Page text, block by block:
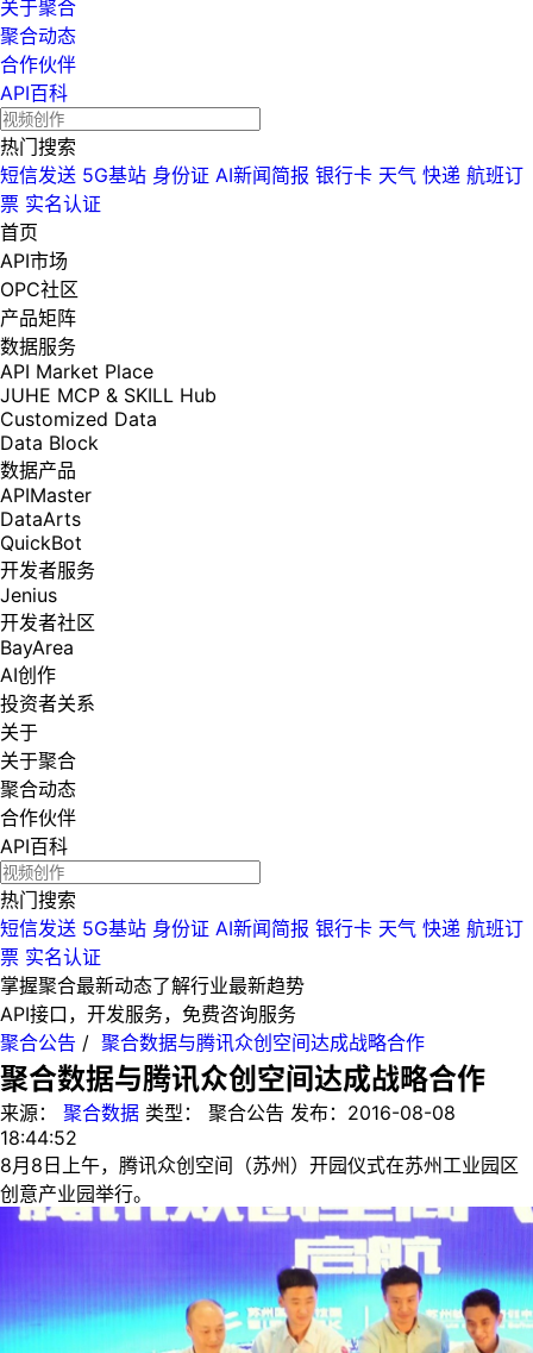
关于聚合
聚合动态
合作伙伴
API百科
热门搜索
短信发送 5G基站 身份证 AI新闻简报 银行卡 天气 快递 航班订
票 实名认证
首页
API市场
OPC社区
产品矩阵
数据服务
API Market Place
JUHE MCP & SKILL Hub
Customized Data
Data Block
数据产品
APIMaster
DataArts
QuickBot
开发者服务
Jenius
开发者社区
BayArea
AI创作
投资者关系
关于
关于聚合
聚合动态
合作伙伴
API百科
热门搜索
短信发送 5G基站 身份证 AI新闻简报 银行卡 天气 快递 航班订
票 实名认证
掌握聚合最新动态了解行业最新趋势
API接口，开发服务，免费咨询服务
聚合公告 / 聚合数据与腾讯众创空间达成战略合作
聚合数据与腾讯众创空间达成战略合作
来源： 聚合数据 类型： 聚合公告 发布： 2016-08-08
18:44:52
8月8日上午，腾讯众创空间（苏州）开园仪式在苏州工业园区
创意产业园举行。